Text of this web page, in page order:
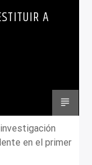
A
en el primer